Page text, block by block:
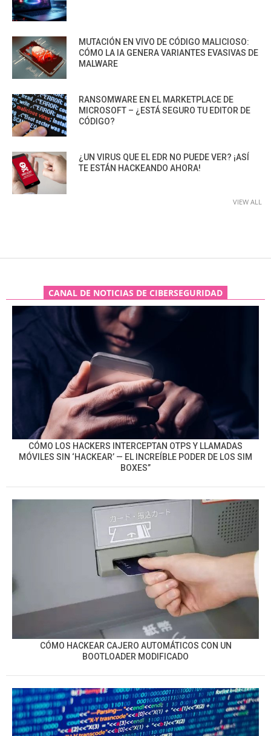
MUTACIÓN EN VIVO DE CÓDIGO MALICIOSO:
CÓMO LA IA GENERA VARIANTES EVASIVAS DE
MALWARE
RANSOMWARE EN EL MARKETPLACE DE
MICROSOFT – ¿ESTÁ SEGURO TU EDITOR DE
CÓDIGO?
¿UN VIRUS QUE EL EDR NO PUEDE VER? ¡ASÍ
TE ESTÁN HACKEANDO AHORA!
VIEW ALL
CANAL DE NOTICIAS DE CIBERSEGURIDAD
CÓMO LOS HACKERS INTERCEPTAN OTPS Y LLAMADAS
MÓVILES SIN ‘HACKEAR’ — EL INCREÍBLE PODER DE LOS SIM
BOXES”
CÓMO HACKEAR CAJERO AUTOMÁTICOS CON UN
BOOTLOADER MODIFICADO